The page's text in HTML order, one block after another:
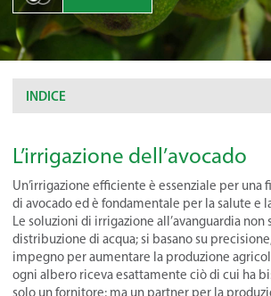
L’irrigazione dell’avocado
Un’irrigazione efficiente è essenziale per una
di avocado ed è fondamentale per la salute e
Le soluzioni di irrigazione all’avanguardia
distribuzione di acqua; si basano su
impegno per aumentare la produzione
ogni albero riceva esattamente ciò di cui ha
solo un fornitore; ma un partner per la
INDICE